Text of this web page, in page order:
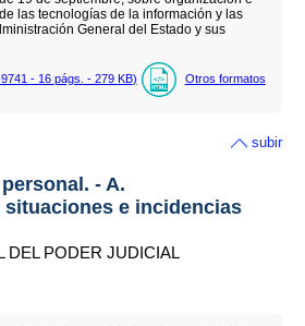
las tecnologías de la información y las
General del Estado y sus
- 16 págs. - 279 KB) Otros formatos
subir
- A.
situaciones e incidencias
DEL PODER JUDICIAL